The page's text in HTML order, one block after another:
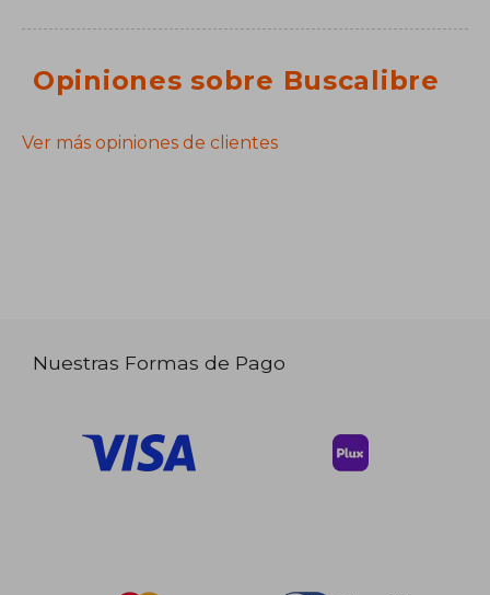
Opiniones sobre Buscalibre
Ver más opiniones de clientes
Nuestras Formas de Pago